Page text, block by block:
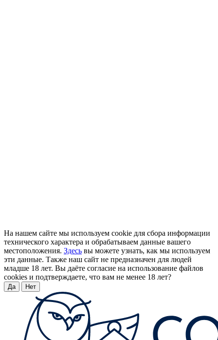
На нашем сайте мы используем cookie для сбора информации
технического характера и обрабатываем данные вашего
местоположения. Здесь вы можете узнать, как мы используем
эти данные. Также наш сайт не предназначен для людей
младше 18 лет. Вы даёте согласие на использование файлов
cookies и подтверждаете, что вам не менее 18 лет?
Да Нет